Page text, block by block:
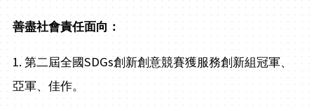
善盡社會責任面向：
1. 第二屆全國SDGs創新創意競賽獲服務創新組冠軍、
亞軍、佳作。